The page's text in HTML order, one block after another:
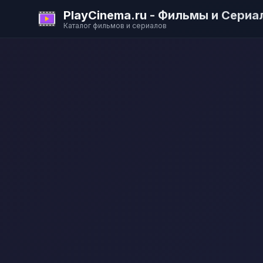
PlayCinema.ru - Фильмы и
Каталог фильмов и сериалов